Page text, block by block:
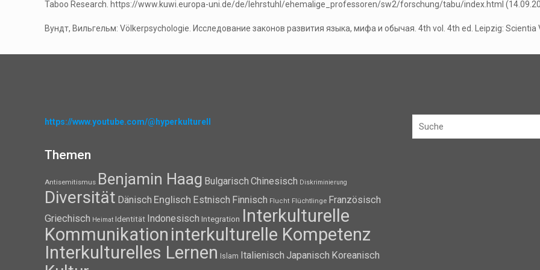
Taboo Research. https://www.kuwi.europa-uni.de/de/lehrstuhl/ehemalige_professoren/sw2/forschung/tabu/index.html
Вундт, Вильгельм: Völkerpsychologie. Исследование законов развития языка, мифа и обычая. 4th vol. 4th ed. Leipzig: Scientia
https://www.youtube.com/@hyperkulturell
Themen
Antisemitismus Benjamin Haag Bulgarisch Chinesisch Diskriminierung
Diversität Dänisch Englisch Estnisch Finnisch Flucht Flüchtlinge Französisch
Griechisch Heimat Identität Indonesisch Integration Interkulturelle
Kommunikation interkulturelle Kompetenz
Interkulturelles Lernen
Islam Italienisch Japanisch Koreanisch